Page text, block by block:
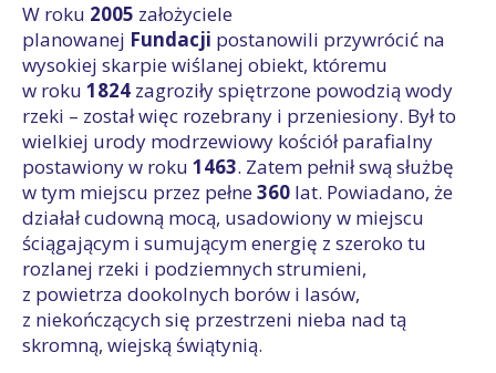
W roku 2005 założyciele
planowanej Fundacji postanowili przywrócić na
wysokiej skarpie wiślanej obiekt, któremu
w roku 1824 zagroziły spiętrzone powodzią wody
rzeki – został więc rozebrany i przeniesiony. Był to
wielkiej urody modrzewiowy kościół parafialny
postawiony w roku 1463. Zatem pełnił swą służbę
w tym miejscu przez pełne360 lat. Powiadano, że
działał cudowną mocą, usadowiony w miejscu
ściągającym i sumującym energię z szeroko tu
rozlanej rzeki i podziemnych strumieni,
z powietrza dookolnych borów i lasów,
z niekończących się przestrzeni nieba nad tą
skromną, wiejską świątynią.